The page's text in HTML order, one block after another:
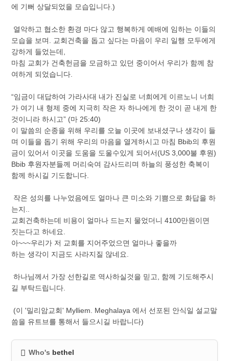
에 기뻐 상달되었을 모습입니다.)
열악하고 협소한 환경 마다 않고 행복하게 예배에 임하는 이들의
모습을 보며. 교회건축을 돕고 싶다는 마음이 우리 일행 모두에게
강하게 들었는데,
마침 교회가 건축헌금을 모금하고 있던 중이어서 우리가 함께 참
여하게 되었습니다.
“임금이 대답하여 가라사대 내가 진실로 너희에게 이르노니 너희
가 여기 내 형제 중에 지극히 작은 자 하나에게 한 것이 곧 내게 한
것이니라 하시고” (마 25:40)
이 말씀의 순종을 위해 우리를 오늘 이곳에 보내셨구나 생각이 들
며 이들을 돕기 위해 우리의 마음을 열게하시고 마침 Bbib의 후원
금이 있어서 이곳을 도움을 도울수있게 되어서(US 3,000불 후원)
Bbib 후원자분들께 머리숙여 감사드리며 하늘의 풍성한 축복이
함께 하시길 기도합니다.
작은 성의를 나누었음에도 얼마나 큰 미소와 기쁨으로 화답을 하
는지..
교회건축하는데 비용이 얼마나 드는지 물었더니 4100만원이면
짓는다고 하네요.
아~~~우리가 저 교회를 지어주었으면 얼마나 좋을까
하는 생각이 지금도 사라지질 않네요.
하나님께서 가장 선한길로 역사하실것을 믿고, 함께 기도해주시
길 부탁드립니다.
(이 '밀리암교회' Mylliem. Meghalaya 에서 선포된 안식일 설교말
씀을 유트브를 통해서 들으시길 바랍니다)
Who's bethel